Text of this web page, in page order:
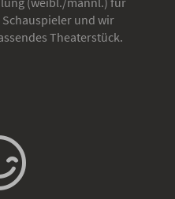
und wir
Theaterstück.